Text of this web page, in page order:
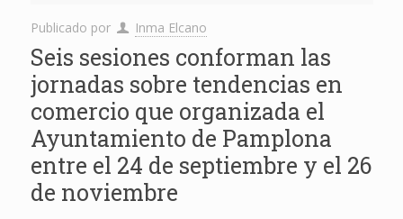
Publicado por Inma Elcano
Seis sesiones conforman las
jornadas sobre tendencias en
comercio que organizada el
Ayuntamiento de Pamplona
entre el 24 de septiembre y el 26
de noviembre